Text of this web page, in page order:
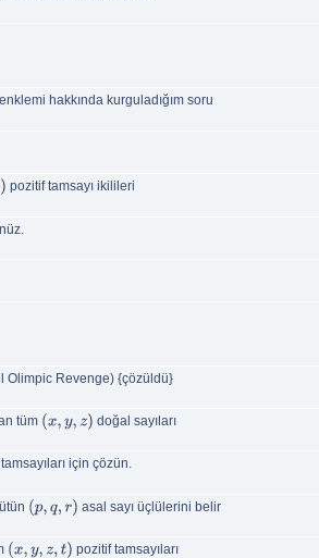
hakkında kurguladığım soru
pozitif tamsayı ikilileri
Olimpic Revenge) {çözüldü}
tüm (x,y z) doğal sayıları
tamsayıları için çözün.
(p,q,r) asal sayı üçlülerini belir
(x,y, z,t ) pozitif tamsayıları